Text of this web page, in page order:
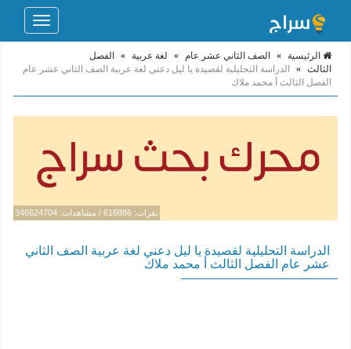
Toggle
الرئيسية » الصف الثاني عشر عام » لغة عربية »
الفصل
الثالث »
الدراسة التحليلية لقصيدة يا ليل دعني لغة عربية الصف الثاني عشر عام
الفصل الثالث أ محمد ملاك
نقرات: 616886 / مشاهدات: 346624704
الدراسة التحليلية لقصيدة يا ليل دعني لغة عربية الصف الثاني
عشر عام الفصل الثالث أ محمد ملاك